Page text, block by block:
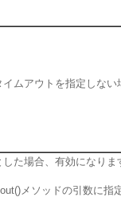
ムアウトを指定しない
した場合、有効になりま
メソッドの引数に指